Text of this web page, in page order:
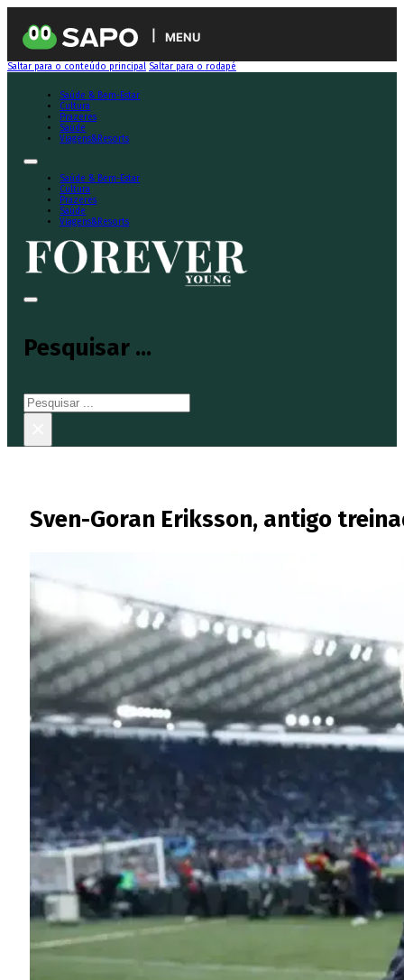
MENU
Saltar para o conteúdo principal Saltar para o rodapé
Saúde & Bem-Estar
Cultura
Prazeres
Saúde
Viagens&Resorts
Saúde & Bem-Estar
Cultura
Prazeres
Saúde
Viagens&Resorts
Pesquisar ...
Pesquisar
Sven-Goran Eriksson, antigo